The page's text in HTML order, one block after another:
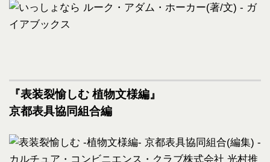
『表装裂愉しむ 植物文様編』
京都表具協同組合編